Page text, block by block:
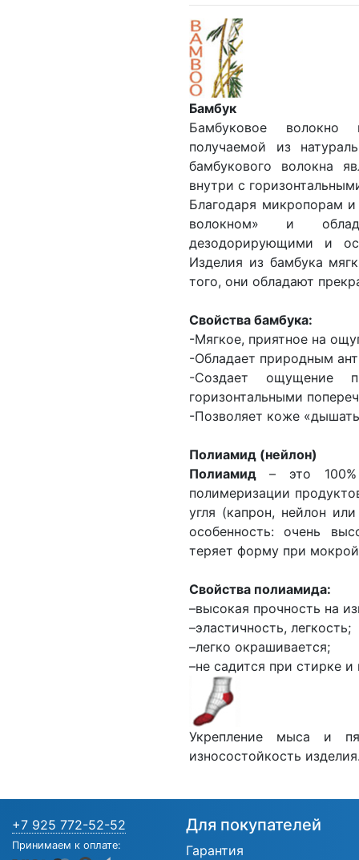
Бамбук
Бамбуковое волокно
получаемой из
бамбукового волокна
внутри с
Благодаря микропорам
волокном» и
дезодорирующими и
Изделия из бамбука
того, они обладают
Свойства бамбука:
-Мягкое, приятное на
-Обладает природным
-Создает ощущение
горизонтальными
-Позволяет коже
Полиамид (нейлон)
Полиамид– это 100%
полимеризации
угля (капрон, нейлон
особенность: очень
теряет форму при
Свойства полиамида:
–высокая прочность на
–эластичность, легкость;
–легко окрашивается;
–не садится при стирке и
Укрепление мыса и
износостойкость
+7 925 772-52-52
Принимаем к оплате:
Для покупателей
Гарантия